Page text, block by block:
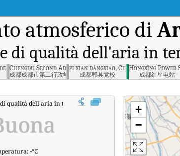
atmosferico di
di qualità dell'aria in
Road, Chengdu
Chengdu Second Administrative College, Chengdu
成都成都市第二行政学院
pi xian dǎngxiao, Chengdu
成都郫县党校
Hongxīng Power
成都红星电站
qualità dell'aria in tempo reale (AQI) di Art School, Chengdu.
-°C
+
−